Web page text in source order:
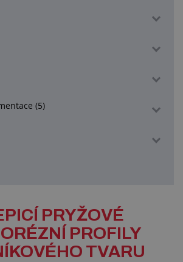
(5)
PRYŽOVÉ
PROFILY
TVARU